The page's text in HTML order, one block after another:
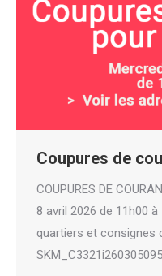
Coupures de
COUPURES DE
8 avril 2026 de 11h00
quartiers et consignes